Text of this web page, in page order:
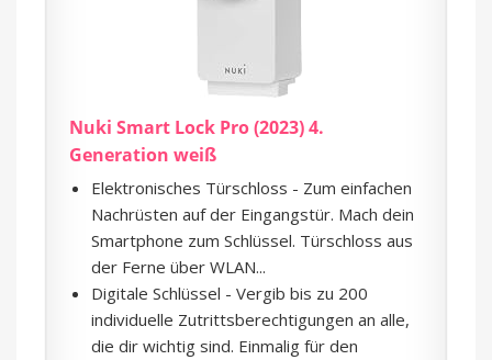
Nuki Smart Lock Pro (2023) 4.
Generation weiß
Elektronisches Türschloss - Zum einfachen
Nachrüsten auf der Eingangstür. Mach dein
Smartphone zum Schlüssel. Türschloss aus
der Ferne über WLAN...
Digitale Schlüssel - Vergib bis zu 200
individuelle Zutrittsberechtigungen an alle,
die dir wichtig sind. Einmalig für den